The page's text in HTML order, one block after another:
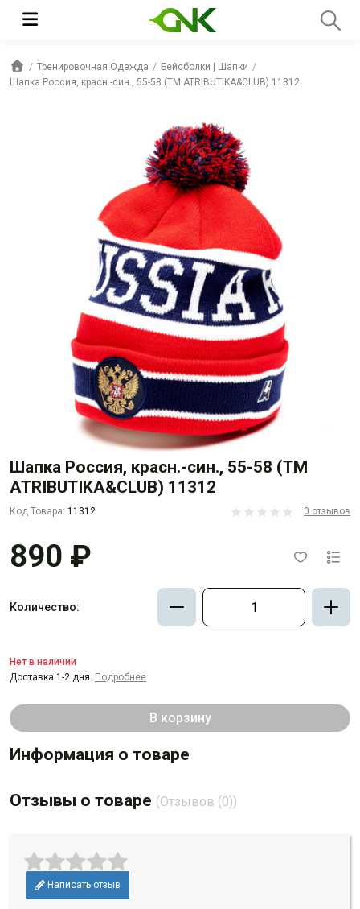
Тренировочная Одежда
Бейсболки | Шапки
Шапка Россия, красн.-син., 55-58 (ТМ ATRIBUTIKA&CLUB) 11312
Шапка Россия, красн.-син., 55-58 (ТМ
ATRIBUTIKA&CLUB) 11312
Код Товара: 11312 0 отзывов
890 ₽
Количество:
В корзину
Нет в наличии
Доставка 1-2 дня. Подробнее
Информация о товаре
Отзывы о товаре (Отзывов (0))
Написать отзыв